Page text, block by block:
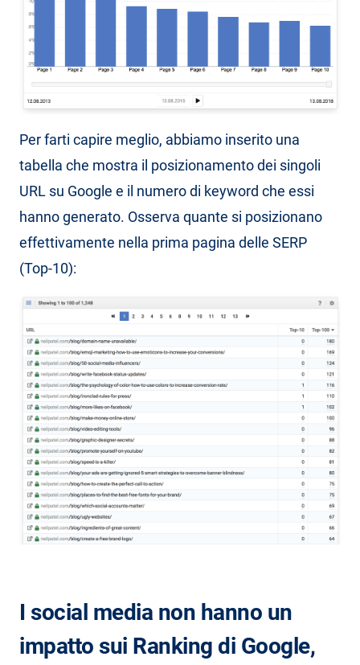
Per farti capire meglio, abbiamo inserito una
tabella che mostra il posizionamento dei singoli
URL su Google e il numero di keyword che essi
hanno generato. Osserva quante si posizionano
effettivamente nella prima pagina delle SERP
(Top-10):
I social media non hanno un
impatto sui Ranking di Google,